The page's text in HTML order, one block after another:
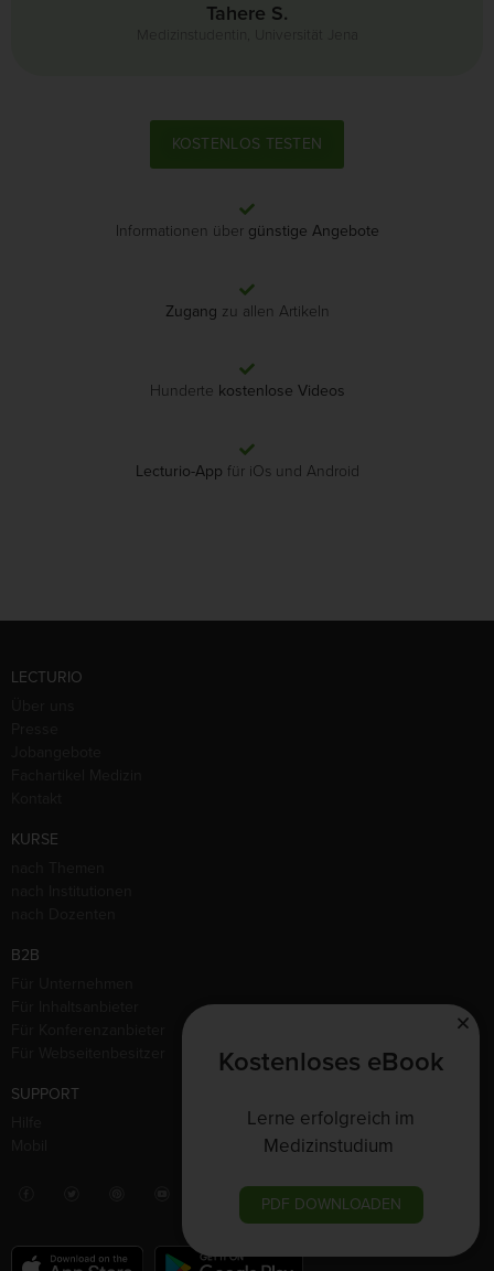
Tahere S.
Medizinstudentin, Universität Jena
KOSTENLOS TESTEN
Informationen über günstige Angebote
Zugang zu allen Artikeln
Hunderte kostenlose Videos
Lecturio-App für iOs und Android
LECTURIO
KURSE
B2B
SUPPORT
Kostenloses eBook
Lerne erfolgreich im
Medizinstudium
PDF DOWNLOADEN